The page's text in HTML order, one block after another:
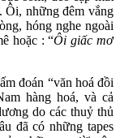
Ôi, những đêm vắng
hóng nghe ngoài
hoặc : “Ôi giấc mơ
đoán “văn hoá đồi
hàng hoá, và cả
do các thuỷ thủ
đã có những tapes